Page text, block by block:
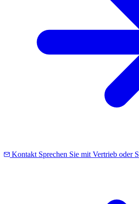
Kontakt Sprechen Sie mit Vertrieb oder